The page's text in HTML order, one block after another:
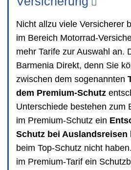
Nicht allzu viele Versicherer
im Bereich Motorrad-
mehr Tarife zur Auswahl an.
Barmenia Direkt, denn Sie
zwischen dem sogenannten
dem Premium-Schutz
Unterschiede bestehen zum
im Premium-Schutz ein
Schutz bei Auslandsreisen
beim Top-Schutz nicht
im Premium-Tarif ein